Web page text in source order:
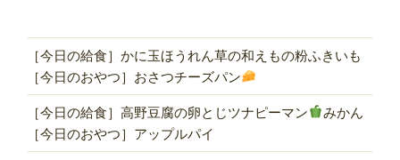
ン
［今日の給食］かに玉ほうれん草の和えもの粉ふきいも
［今日のおやつ］おさつチーズパン
［今日の給食］高野豆腐の卵とじツナピーマン
みかん
［今日のおやつ］アップルパイ